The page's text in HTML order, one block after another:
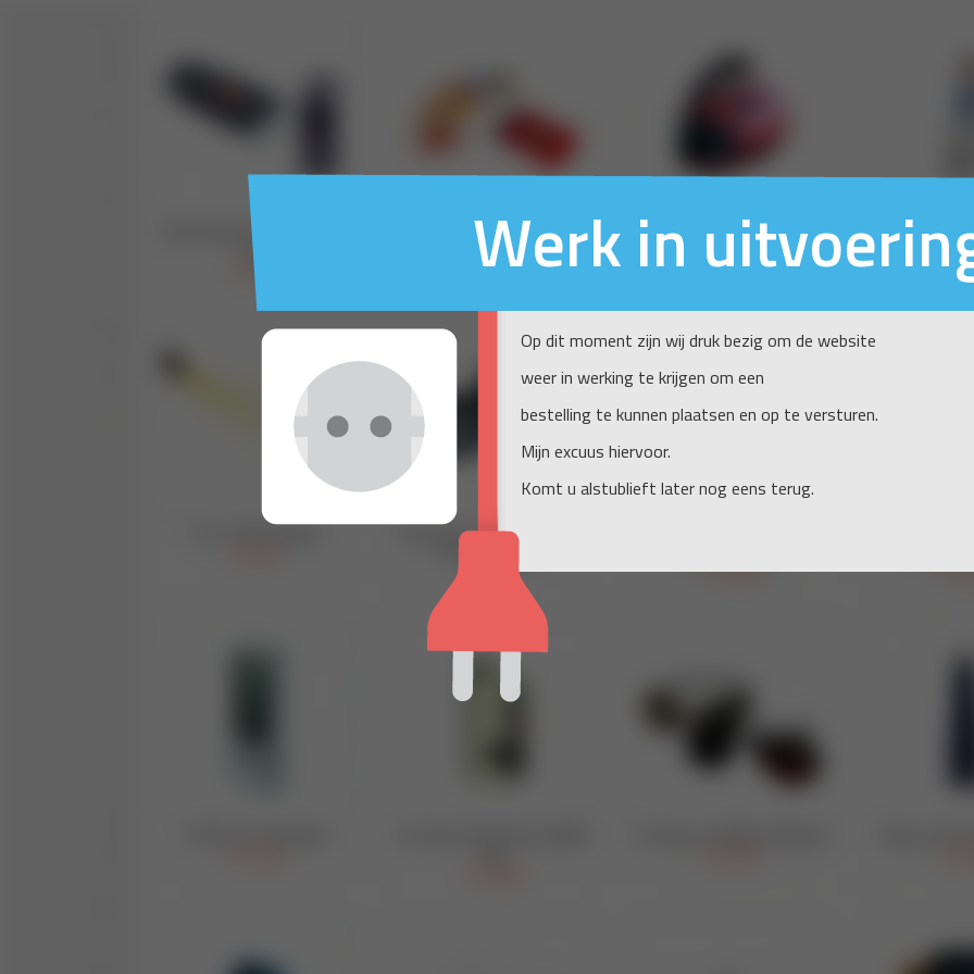
Werk in
Op dit moment zijn wij druk bezig om de website
weer in werking te krijgen om een
bestelling te kunnen plaatsen en op te versturen.
Mijn excuus hiervoor.
Komt u alstublieft later nog eens terug.